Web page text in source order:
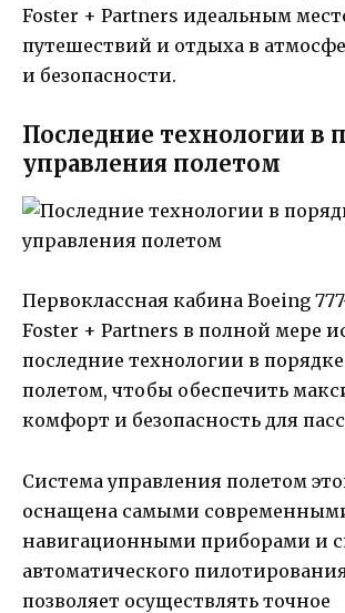
Foster + Partners идеальным
путешествий и отдыха в
и безопасности.
Последние технологии в
управления полетом
Первоклассная кабина Boeing
Foster + Partners в полной мере
последние технологии в
полетом, чтобы обеспечить
комфорт и безопасность для
Система управления полетом
оснащена самыми
навигационными приборами и
автоматического
позволяет осуществлять точное